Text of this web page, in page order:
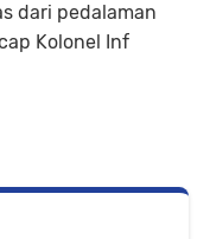
dari pedalaman
Kolonel Inf